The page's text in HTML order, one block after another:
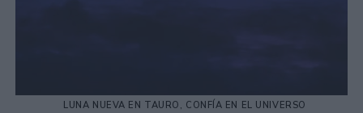
LUNA NUEVA EN TAURO, CONFÍA EN EL UNIVERSO